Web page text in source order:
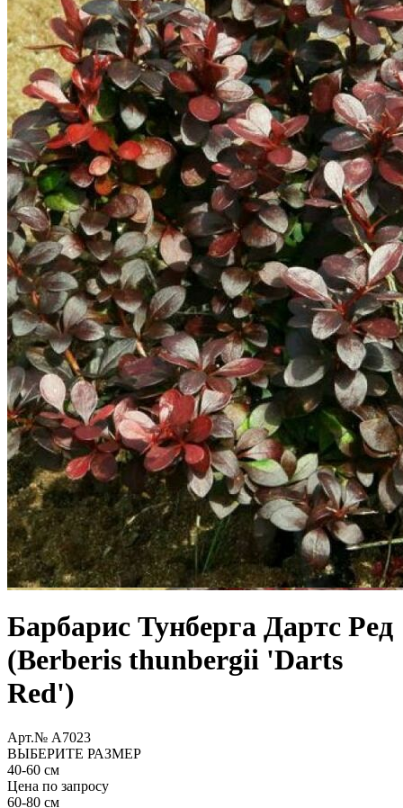
Барбарис Тунберга Дартс Ред
(Berberis thunbergii 'Darts
Red')
Арт.№ A7023
ВЫБЕРИТЕ РАЗМЕР
40-60 см
Цена по запросу
60-80 см